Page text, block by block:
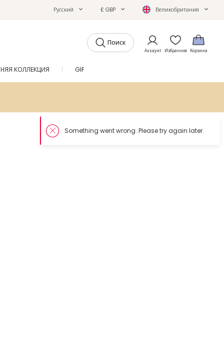
Русский £ GBP Великобритания
Поиск
Аккаунт Избранное Корзина
КОЛЛЕКЦИЯ GIFTS